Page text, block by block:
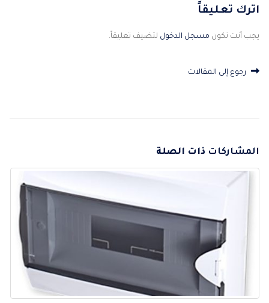
اترك تعليقاً
يجب أنت تكون مسجل الدخول لتضيف تعليقاً.
رجوع إلى المقالات
المشاركات ذات الصلة